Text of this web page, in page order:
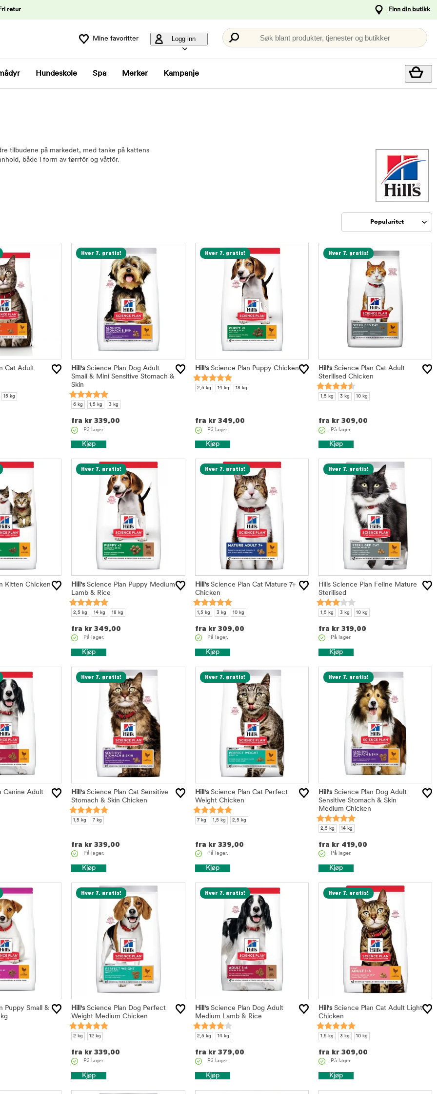
retur Finn din butikk
Mine favoritter Logg inn Søk blant produkter, tjenester og butikker
Hundeskole Spa Merker Kampanje
tilbudene på markedet, med tanke på kattens
både i form av tørrfôr og våtfôr.
Popularitet
Cat Adult
15 kg
Hver 7. gratis!
Hill'sScience Plan Dog Adult
Small & Mini Sensitive Stomach &
Skin
6 kg 1,5 kg 3 kg
fra kr339,00
På lager.
Kjøp
Hver 7. gratis!
Hill'sScience Plan Puppy Chicken
2,5 kg 14 kg 18 kg
fra kr 349,00
På lager.
Kjøp
Hver 7. gratis!
Hill'sScience Plan Cat Adult
Sterilised Chicken
1,5 kg 3 kg 10 kg
fra kr 309,00
På lager.
Kjøp
Kitten Chicken
Hver 7. gratis!
Hill'sScience Plan Puppy Medium
Lamb & Rice
2,5 kg 14 kg 18 kg
fra kr349,00
På lager.
Kjøp
Hver 7. gratis!
Hill'sScience Plan Cat Mature 7+
Chicken
1,5 kg 3 kg 10 kg
fra kr 309,00
På lager.
Kjøp
Hver 7. gratis!
Hills Science Plan Feline Mature
Sterilised
1,5 kg 3 kg 10 kg
fra kr 319,00
På lager.
Kjøp
Canine Adult
Hver 7. gratis!
Hill'sScience Plan Cat Sensitive
Stomach & Skin Chicken
1,5 kg 7 kg
fra kr339,00
På lager.
Kjøp
Hver 7. gratis!
Hill'sScience Plan Cat Perfect
Weight Chicken
7 kg 1,5 kg 2,5 kg
fra kr 339,00
På lager.
Kjøp
Hver 7. gratis!
Hill'sScience Plan Dog Adult
Sensitive Stomach & Skin
Medium Chicken
2,5 kg 14 kg
fra kr 419,00
På lager.
Kjøp
Puppy Small &
Hver 7. gratis!
Hill'sScience Plan Dog Perfect
Weight Medium Chicken
2 kg 12 kg
fra kr339,00
På lager.
Kjøp
Hver 7. gratis!
Hill'sScience Plan Dog Adult
Medium Lamb & Rice
2,5 kg 14 kg
fra kr 379,00
På lager.
Kjøp
Hver 7. gratis!
Hill'sScience Plan Cat Adult Light
Chicken
1,5 kg 3 kg 10 kg
fra kr 309,00
På lager.
Kjøp